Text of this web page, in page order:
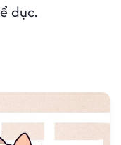
dục.